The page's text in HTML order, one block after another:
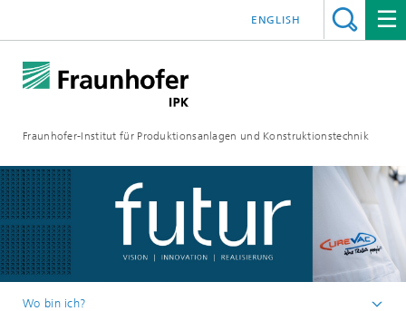
Fraunhofer-Institut für Produktionsanlagen und Konstruktionstechnik
ENGLISH
Wo bin ich?